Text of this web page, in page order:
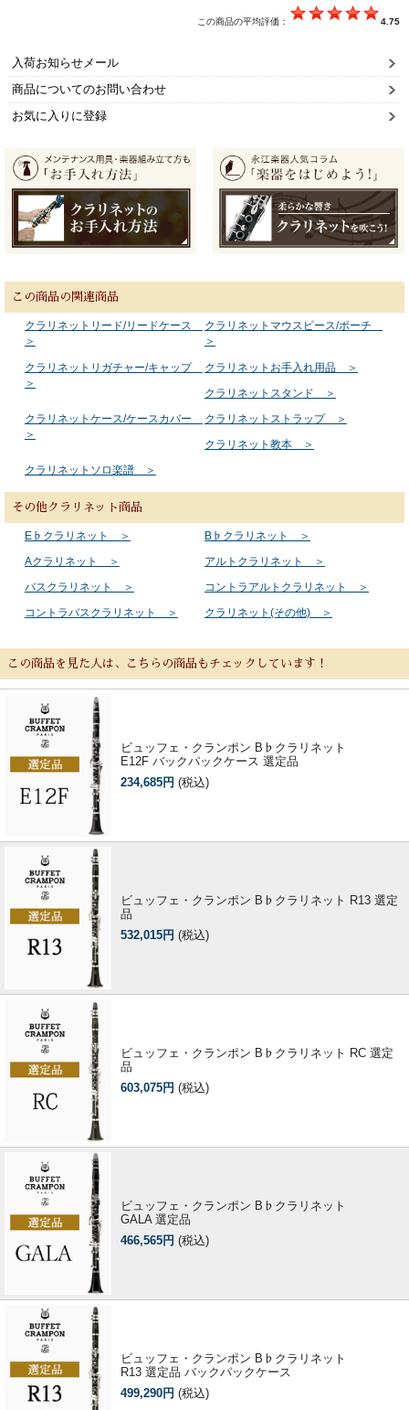
この商品の平均評価： 4.75
入荷お知らせメール
商品についてのお問い合わせ
お気に入りに登録
この商品の関連商品
クラリネットリード/リードケース
＞
クラリネットマウスピース/ポーチ
＞
クラリネットリガチャー/キャップ
＞
クラリネットお手入れ用品 ＞
クラリネットスタンド ＞
クラリネットケース/ケースカバー
＞
クラリネットストラップ ＞
クラリネット教本 ＞
クラリネットソロ楽譜 ＞
その他クラリネット商品
E♭クラリネット ＞
B♭クラリネット ＞
Aクラリネット ＞
アルトクラリネット ＞
バスクラリネット ＞
コントラアルトクラリネット ＞
コントラバスクラリネット ＞
クラリネット(その他) ＞
この商品を見た人は、こちらの商品もチェックしています！
ビュッフェ・クランポン B♭クラリネット
E12F バックパックケース 選定品
234,685円 (税込)
ビュッフェ・クランポン B♭クラリネット R13 選定
品
532,015円 (税込)
ビュッフェ・クランポン B♭クラリネット RC 選定
品
603,075円 (税込)
ビュッフェ・クランポン B♭クラリネット
GALA 選定品
466,565円 (税込)
ビュッフェ・クランポン B♭クラリネット
R13 選定品 バックパックケース
499,290円 (税込)